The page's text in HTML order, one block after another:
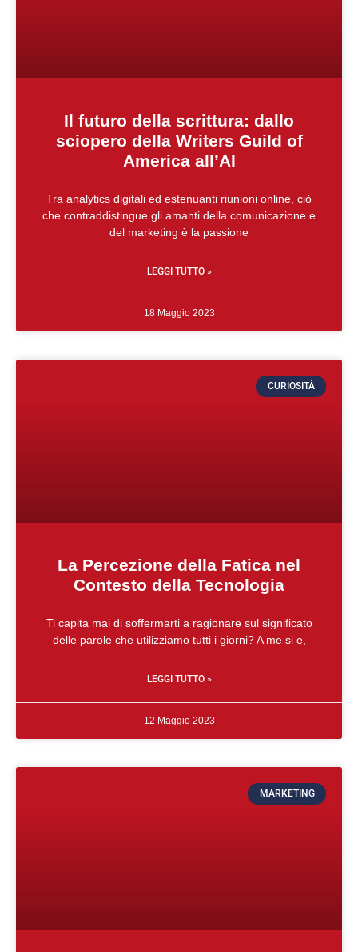
Il futuro della scrittura: dallo
sciopero della Writers Guild of
America all’AI
Tra analytics digitali ed estenuanti riunioni online, ciò
che contraddistingue gli amanti della comunicazione e
del marketing è la passione
LEGGI TUTTO »
18 Maggio 2023
CURIOSITÀ
La Percezione della Fatica nel
Contesto della Tecnologia
Ti capita mai di soffermarti a ragionare sul significato
delle parole che utilizziamo tutti i giorni? A me si e,
LEGGI TUTTO »
12 Maggio 2023
MARKETING